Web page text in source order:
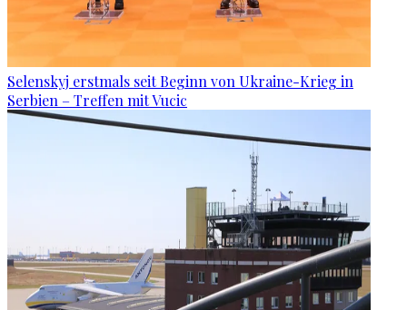
Selenskyj erstmals seit Beginn von Ukraine-Krieg in
Serbien – Treffen mit Vucic